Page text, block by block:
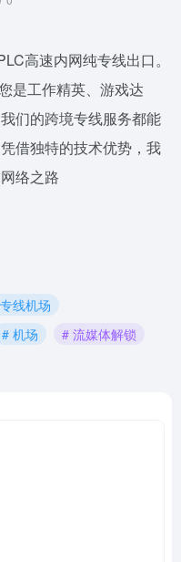
高速内网纯专线出口。
是工作精英、游戏达
们的跨境专线服务都能
借独特的技术优势，我
络之路
线机场
# 机场
# 流媒体解锁